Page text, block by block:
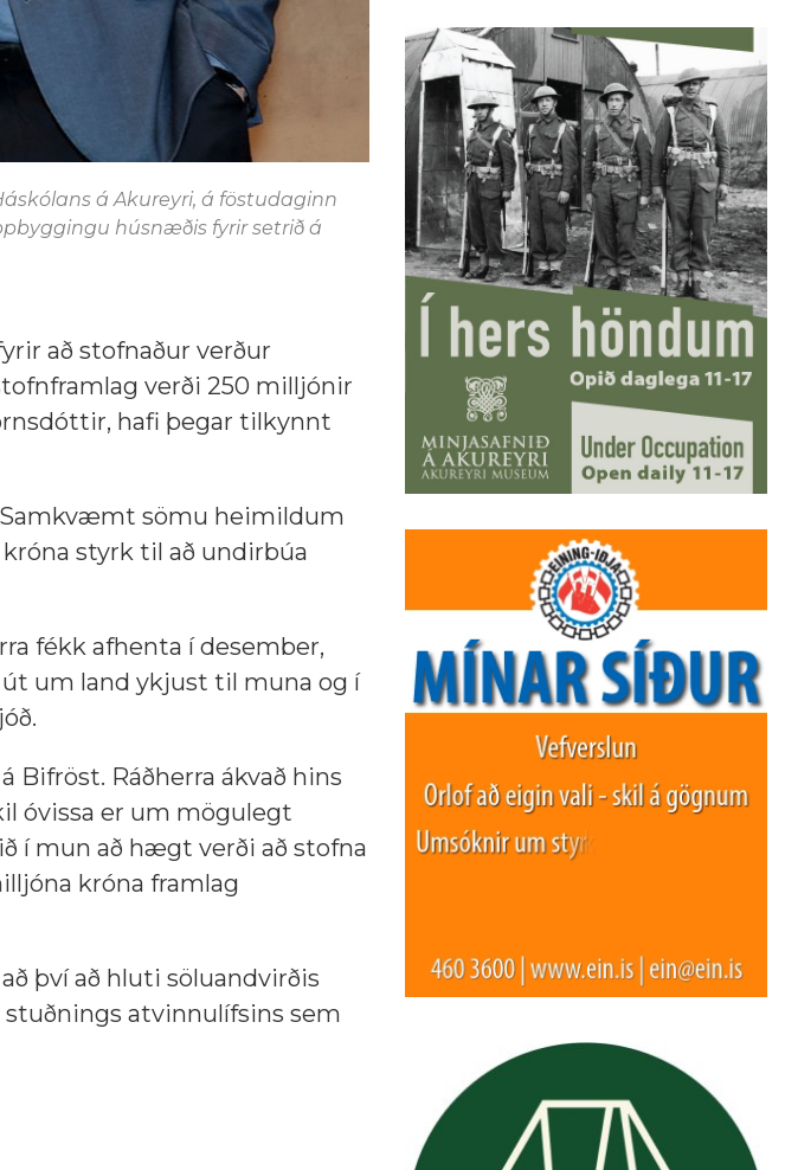
á Akureyri, á föstudaginn
húsnæðis fyrir setrið á
að stofnaður verður
verði 250 milljónir
hafi þegar tilkynnt
sömu heimildum
styrk til að undirbúa
fékk afhenta í desember,
um land ykjust til muna og í
Bifröst. Ráðherra ákvað hins
óvissa er um mögulegt
í mun að hægt verði að stofna
króna framlag
því að hluti söluandvirðis
atvinnulífsins sem